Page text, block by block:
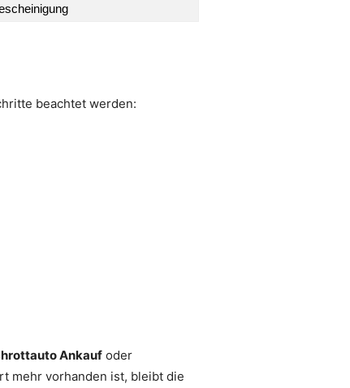
beachtet werden:
Ankauf oder
mehr vorhanden ist, bleibt die